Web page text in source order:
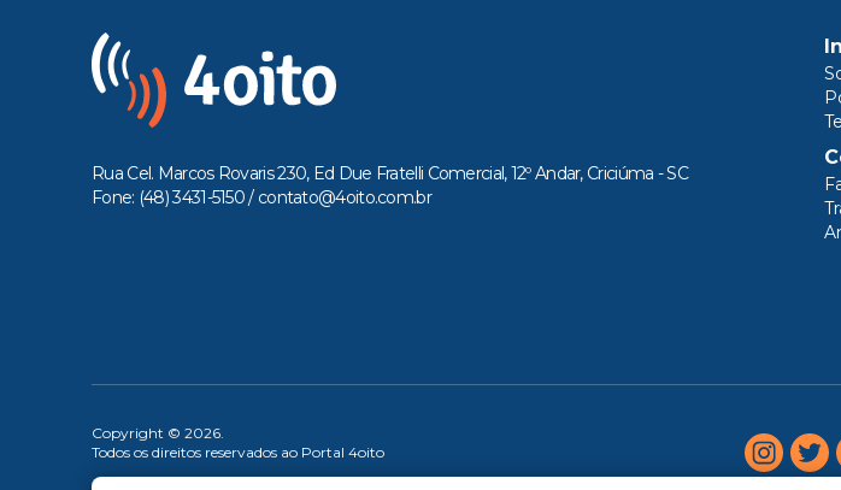
Rua Cel. Marcos Rovaris 230, Ed Due Fratelli Comercial, 12º Andar, Criciúma - SC
Fone: (48) 3431-5150 / contato@4oito.com.br
Copyright © 2026.
Todos os direitos reservados ao Portal 4oito